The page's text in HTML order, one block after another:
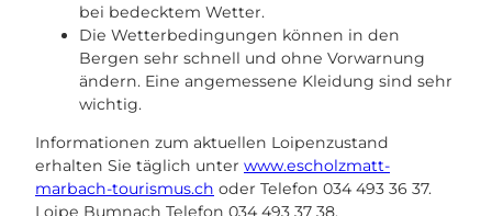
bei bedecktem Wetter.
Die Wetterbedingungen können in den
Bergen sehr schnell und ohne Vorwarnung
ändern. Eine angemessene Kleidung sind sehr
wichtig.
Informationen zum aktuellen Loipenzustand
erhalten Sie täglich unter www.escholzmatt-
marbach-tourismus.ch oder Telefon 034 493 36 37.
Loipe Bumnach Telefon 034 493 37 38.